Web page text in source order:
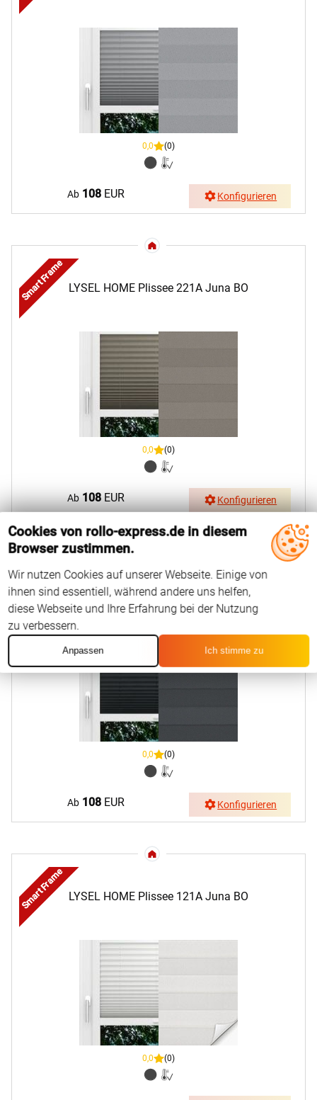
0,0 (0)
Ab 108EUR Konfigurieren
LYSEL HOME Plissee 221A Juna BO
Smart Frame
0,0 (0)
Ab 108EUR Konfigurieren
LYSEL HOME Plissee 116A Juna BO
Smart Frame
0,0 (0)
Ab 108EUR Konfigurieren
LYSEL HOME Plissee 121A Juna BO
Smart Frame
0,0 (0)
Cookies von rollo-express.de in diesem
Browser zustimmen.
Wir nutzen Cookies auf unserer Webseite. Einige von
ihnen sind essentiell, während andere uns helfen,
diese Webseite und Ihre Erfahrung bei der Nutzung
zu verbessern.
Anpassen Ich stimme zu